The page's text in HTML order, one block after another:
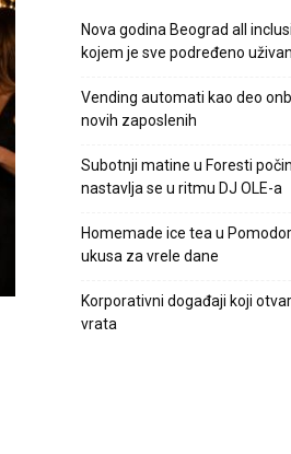
Nova godina Beograd all
kojem je sve podređeno
Vending automati kao deo
novih zaposlenih
Subotnji matine u Foresti
nastavlja se u ritmu DJ OLE-a
Homemade ice tea u
ukusa za vrele dane
Korporativni događaji koji
vrata